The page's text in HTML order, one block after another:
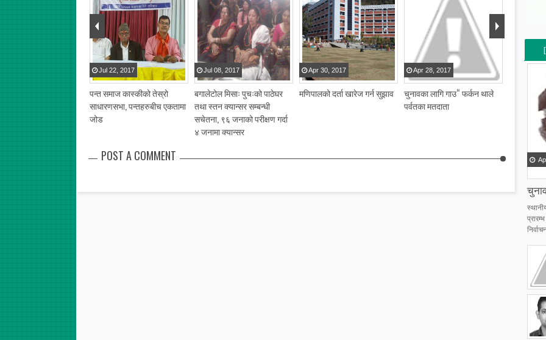
पन्त समाज कास्कीको तेस्रो
साधारणसभा, पन्तहरुबीच एकतामा
जोड
Jul 22 2017
बगालेटोल मिसाः पुचःको पाठेघर
तथा स्तन क्यान्सर सम्बन्धी
सचेतना, ९६ जनाको परीक्षण गर्दा
४ जनामा क्यान्सर
Jul 08 2017
मणिपालको दर्ता खारेज गर्न सुझाव
Apr 30 2017
चुनावका लागि गाउ“ फर्कन थाले
पर्वतका मतदाता
Apr 28 2017
POST A COMMENT